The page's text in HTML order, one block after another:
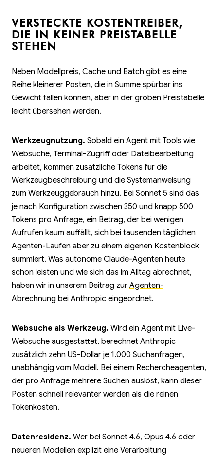
VERSTECKTE KOSTENTREIBER,
DIE IN KEINER PREISTABELLE
STEHEN
Neben Modellpreis, Cache und Batch gibt es eine
Reihe kleinerer Posten, die in Summe spürbar ins
Gewicht fallen können, aber in der groben Preistabelle
leicht übersehen werden.
Werkzeugnutzung. Sobald ein Agent mit Tools wie
Websuche, Terminal-Zugriff oder Dateibearbeitung
arbeitet, kommen zusätzliche Tokens für die
Werkzeugbeschreibung und die Systemanweisung
zum Werkzeuggebrauch hinzu. Bei Sonnet 5 sind das
je nach Konfiguration zwischen 350 und knapp 500
Tokens pro Anfrage, ein Betrag, der bei wenigen
Aufrufen kaum auffällt, sich bei tausenden täglichen
Agenten-Läufen aber zu einem eigenen Kostenblock
summiert. Was autonome Claude-Agenten heute
schon leisten und wie sich das im Alltag abrechnet,
haben wir in unserem Beitrag zur Agenten-
Abrechnung bei Anthropic eingeordnet.
Websuche als Werkzeug. Wird ein Agent mit Live-
Websuche ausgestattet, berechnet Anthropic
zusätzlich zehn US-Dollar je 1.000 Suchanfragen,
unabhängig vom Modell. Bei einem Rechercheagenten,
der pro Anfrage mehrere Suchen auslöst, kann dieser
Posten schnell relevanter werden als die reinen
Tokenkosten.
Datenresidenz. Wer bei Sonnet 4.6, Opus 4.6 oder
neueren Modellen explizit eine Verarbeitung